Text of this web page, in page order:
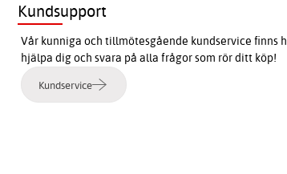
Kundsupport
Vår kunniga och tillmötesgående kundservice finns
hjälpa dig och svara på alla frågor som rör ditt köp!
Kundservice